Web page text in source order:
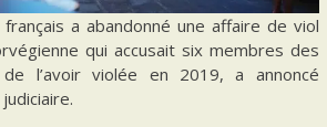
français a abandonné une affaire de viol
qui accusait six membres des
l’avoir violée en 2019, a annoncé